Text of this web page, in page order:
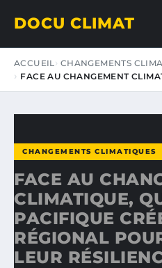
DOCU CLIMAT
ACCUEIL CHANGEMENTS
FACE AU CHANGEMENT
CHANGEMENTS CLIMATIQUES
FACE AU
CLIMATIQUE,
PACIFIQUE
RÉGIONAL
LEUR